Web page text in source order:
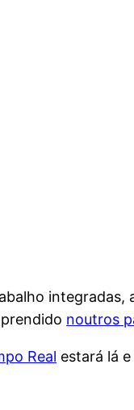
integradas,
noutros
Real estará lá